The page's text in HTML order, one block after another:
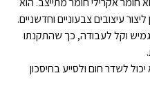
עיצובים צבעוניים וחדשניים.
וקל לעבודה, כך שהתקנתו
יכול לשדר חום ולסייע בחיסכון